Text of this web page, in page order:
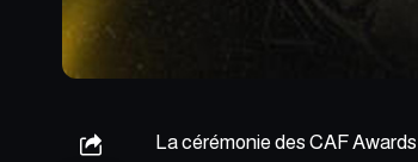
La cérémonie des CAF